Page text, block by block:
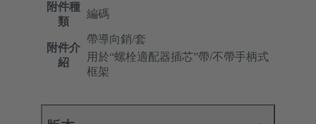
附件種
類
編碼
附件介
紹
帶導向銷/套
用於“螺栓適配器插芯”帶/不帶手柄式
框架